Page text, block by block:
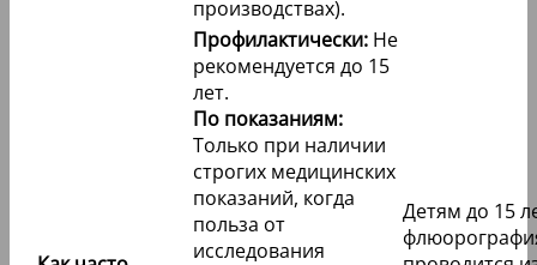
производствах).
Профилактически: Не
рекомендуется до 15
лет.
По показаниям:
Только при наличии
строгих медицинских
показаний, когда
польза от
исследования
Детям до 15